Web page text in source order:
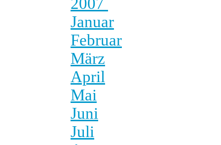
Januar
Februar
März
April
Mai
Juni
Juli